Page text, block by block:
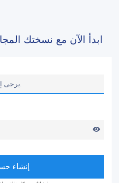
ابدأ الآن مع نسختك
visibility
إنشاء